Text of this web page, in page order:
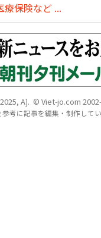
保険など ...
A]. © Viet-jo.com
考に記事を編集・制作して